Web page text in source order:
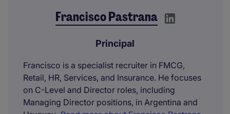
Francisco Pastrana
Principal
Francisco is a specialist recruiter in FMCG,
Retail, HR, Services, and Insurance. He focuses
on C-Level and Director roles, including
Managing Director positions, in Argentina and